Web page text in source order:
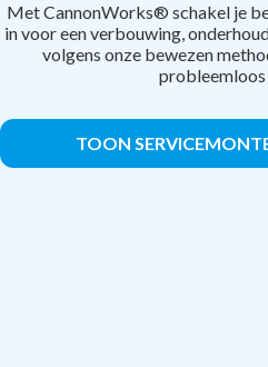
Met CannonWorks® schakel je
in voor een verbouwing,
volgens onze bewezen
TOON